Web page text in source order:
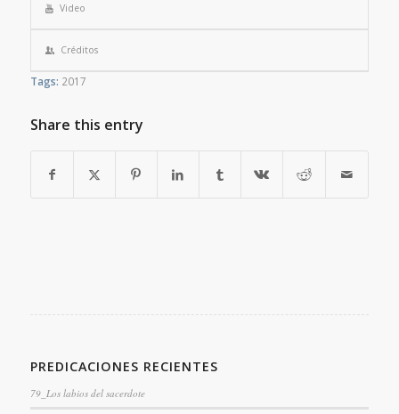
Video
Créditos
Tags: 2017
Share this entry
PREDICACIONES RECIENTES
79_Los labios del sacerdote